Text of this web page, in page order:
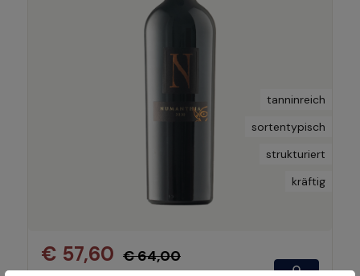
tanninreich
sortentypisch
strukturiert
kräftig
€ 57,60 € 64,00